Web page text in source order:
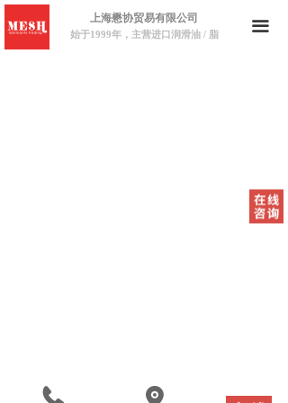
끀
上海懋协贸易有限公司
始于1999年，主营进口润滑油 / 脂